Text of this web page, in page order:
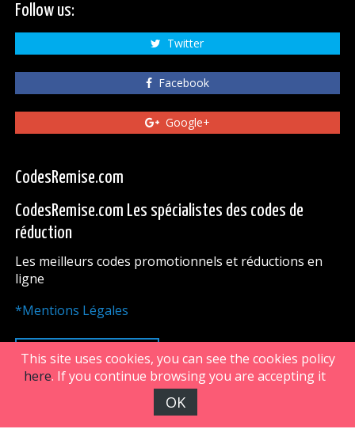
Follow us:
Twitter
Facebook
Google+
CodesRemise.com
CodesRemise.com Les spécialistes des codes de
réduction
Les meilleurs codes promotionnels et réductions en
ligne
*Mentions Légales
HAUT DE PAGE
FiveDoors Network 2018
This site uses cookies, you can see the cookies policy
here. If you continue browsing you are accepting it
OK